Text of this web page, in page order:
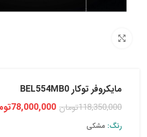
مایکروفر توکار BEL554MB0
118,350,000تومان 78,000,000
رنگ: مشکی